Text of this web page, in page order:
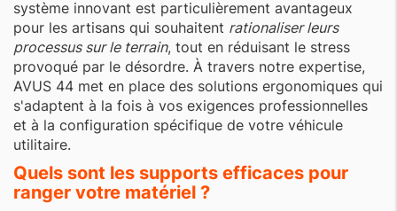
système innovant est particulièrement avantageux
pour les artisans qui souhaitent rationaliser leurs
processus sur le terrain, tout en réduisant le stress
provoqué par le désordre. À travers notre expertise,
AVUS 44 met en place des solutions ergonomiques qui
s'adaptent à la fois à vos exigences professionnelles
et à la configuration spécifique de votre véhicule
utilitaire.
Quels sont les supports efficaces pour
ranger votre matériel ?